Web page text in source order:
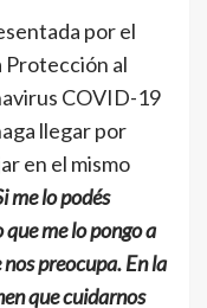
por el
Protección al
COVID-19
llegar por
en el mismo
me lo podés
me lo pongo a
preocupa. En la
que cuidarnos